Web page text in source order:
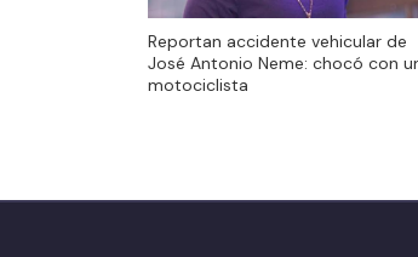
Reportan accidente vehicular de
José Antonio Neme: chocó con
motociclista